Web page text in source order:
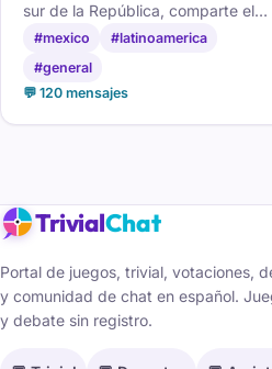
sur de la República, comparte el
día a día y haz amistades nuevas
en el chat de México.
#mexico
#latinoamerica
#general
💬 120 mensajes
TrivialChat
Portal de juegos, trivial, votaciones,
y comunidad de chat en español.
y debate sin registro.